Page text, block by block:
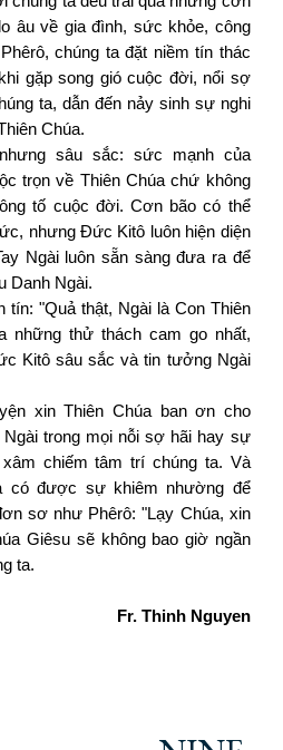
âu về gia đình, sức khỏe, công
chúng ta đặt niềm tín thác
gặp song gió cuộc đời, nổi sợ
ta, dẫn đến nảy sinh sự nghi
Chúa.
sâu sắc: sức mạnh của
trọn về Thiên Chúa chứ không
tố cuộc đời. Cơn bão có thể
nhưng Đức Kitô luôn hiện diện
Ngài luôn sẵn sàng đưa ra để
Danh Ngài.
tín: "Quả thật, Ngài là Con Thiên
những thử thách cam go nhất,
Kitô sâu sắc và tin tưởng Ngài
xin Thiên Chúa ban ơn cho
trong mọi nỗi sợ hãi hay sự
chiếm tâm trí chúng ta. Và
có được sự khiêm nhường để
sơ như Phêrô: "Lạy Chúa, xin
Giêsu sẽ không bao giờ ngần
ta.
Fr. Thinh Nguyen